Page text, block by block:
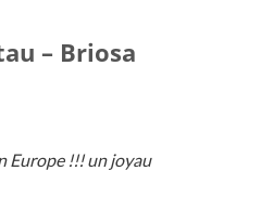
– Briosa
Europe !!! un joyau